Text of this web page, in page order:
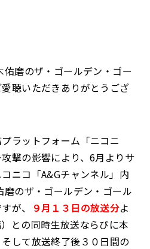
磨のザ・ゴールデン・ゴー
聴いただきありがとうござ
ラットフォーム「ニコニ
撃の影響により、6月よりサ
ニコ「A&Gチャンネル」内
のザ・ゴールデン・ゴール
が、
９月１３日の放送分よ
との同時生放送ならびに本
して放送終了後３０日間の